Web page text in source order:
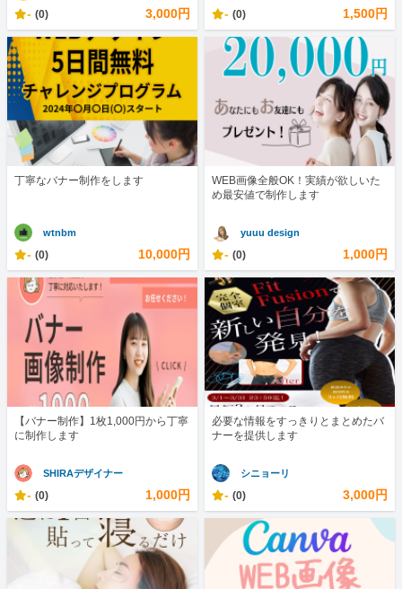
- (0) 3,000円 - (0) 1,500円
丁寧なバナー制作をします
wtnbm
- (0) 10,000円
WEB画像全般OK！実績が欲しいた
め最安値で制作します
yuuu design
- (0) 1,000円
【バナー制作】1枚1,000円から丁寧
に制作します
SHIRAデザイナー
- (0) 1,000円
必要な情報をすっきりとまとめたバ
ナーを提供します
シニョーリ
- (0) 3,000円